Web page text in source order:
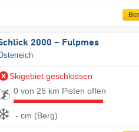
2000 – Fulpmes
Skigebiet geschlossen
0 von 25 km Pisten offen
- cm (Berg)